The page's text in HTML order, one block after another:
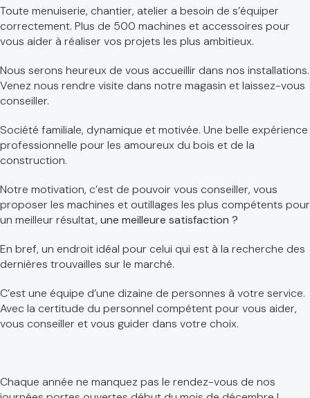
Toute menuiserie, chantier, atelier a besoin de s’équiper
correctement. Plus de 500 machines et accessoires pour
vous aider à réaliser vos projets les plus ambitieux.
Nous serons heureux de vous accueillir dans nos installations.
Venez nous rendre visite dans notre magasin et laissez-vous
conseiller.
Société familiale, dynamique et motivée. Une belle expérience
professionnelle pour les amoureux du bois et de la
construction.
Notre motivation, c’est de pouvoir vous conseiller, vous
proposer les machines et outillages les plus compétents pour
un meilleur résultat, une meilleure satisfaction ?
En bref, un endroit idéal pour celui qui est à la recherche des
dernières trouvailles sur le marché.
C’est une équipe d’une dizaine de personnes à votre service.
Avec la certitude du personnel compétent pour vous aider,
vous conseiller et vous guider dans votre choix.
Chaque année ne manquez pas le rendez-vous de nos